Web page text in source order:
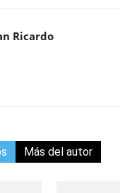
Ricardo
Más del autor